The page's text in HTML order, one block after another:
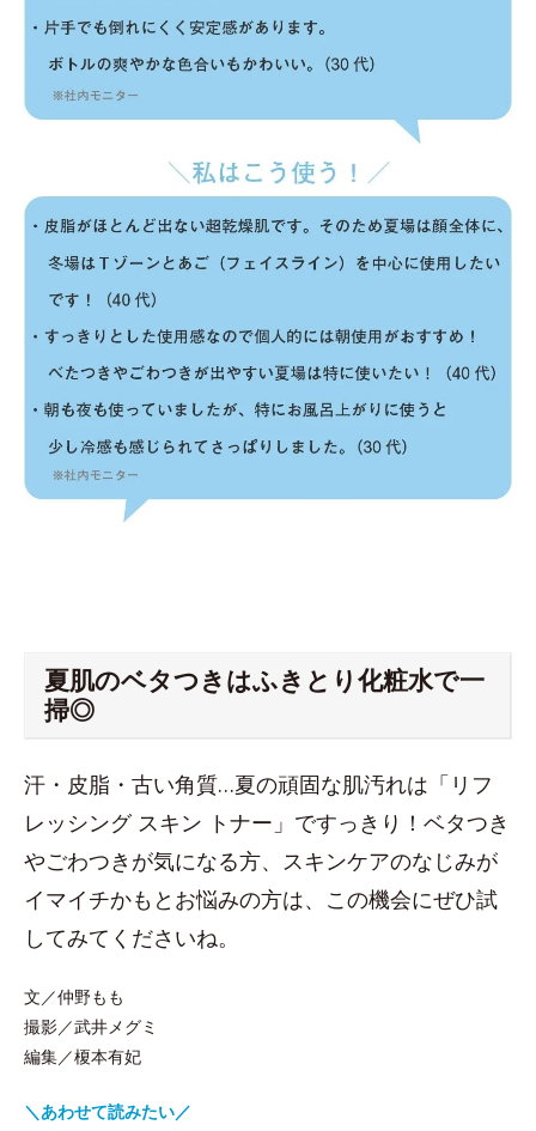
夏肌のベタつきはふきとり化粧水で一
掃◎
汗・皮脂・古い角質…夏の頑固な肌汚れは「リフ
レッシング スキン トナー」ですっきり！ベタつき
やごわつきが気になる方、スキンケアのなじみが
イマイチかもとお悩みの方は、この機会にぜひ試
してみてくださいね。
文／仲野もも
撮影／武井メグミ
編集／榎本有妃
＼あわせて読みたい／